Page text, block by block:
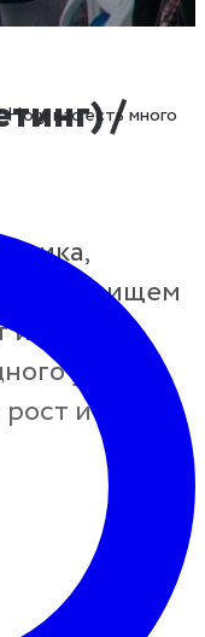
у нас есть много
/
Мы ищем
хочет
уровня.
рост и